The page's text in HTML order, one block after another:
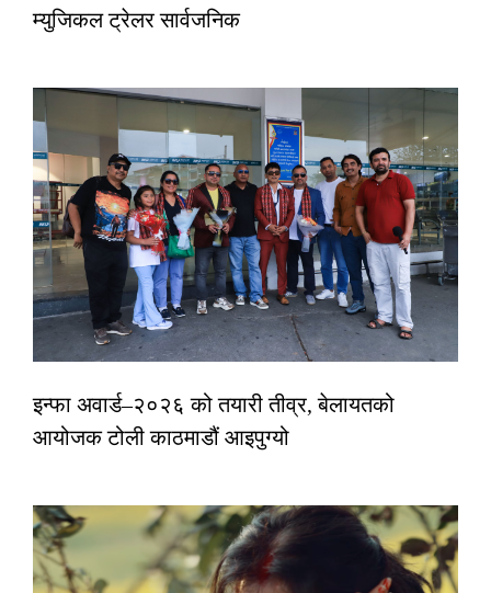
म्युजिकल ट्रेलर सार्वजनिक
इन्फा अवार्ड–२०२६ को तयारी तीव्र, बेलायतको
आयोजक टोली काठमाडौं आइपुग्यो